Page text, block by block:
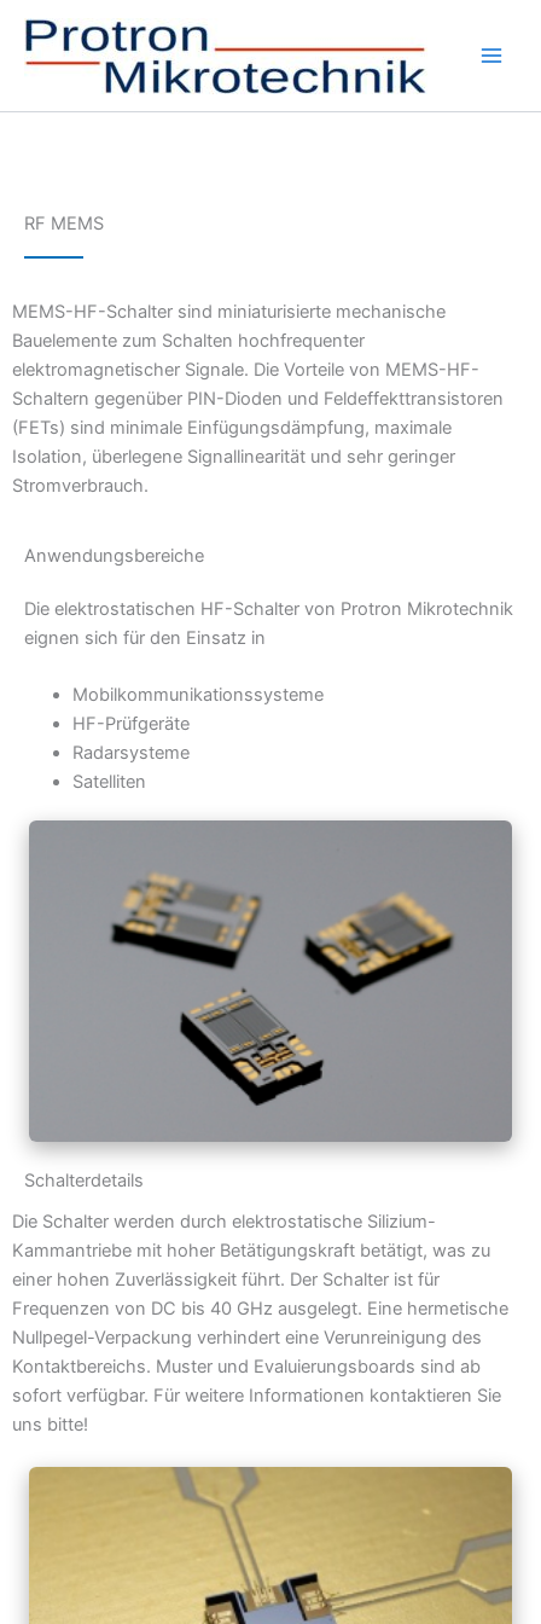
Zum
Inhalt
springen
RF MEMS
MEMS-HF-Schalter sind miniaturisierte mechanische
Bauelemente zum Schalten hochfrequenter
elektromagnetischer Signale. Die Vorteile von MEMS-HF-
Schaltern gegenüber PIN-Dioden und Feldeffekttransistoren
(FETs) sind minimale Einfügungsdämpfung, maximale
Isolation, überlegene Signallinearität und sehr geringer
Stromverbrauch.
Anwendungsbereiche
Die elektrostatischen HF-Schalter von Protron Mikrotechnik
eignen sich für den Einsatz in
Mobilkommunikationssysteme
HF-Prüfgeräte
Radarsysteme
Satelliten
Schalterdetails
Die Schalter werden durch elektrostatische Silizium-
Kammantriebe mit hoher Betätigungskraft betätigt, was zu
einer hohen Zuverlässigkeit führt. Der Schalter ist für
Frequenzen von DC bis 40 GHz ausgelegt. Eine hermetische
Nullpegel-Verpackung verhindert eine Verunreinigung des
Kontaktbereichs. Muster und Evaluierungsboards sind ab
sofort verfügbar. Für weitere Informationen kontaktieren Sie
uns bitte!